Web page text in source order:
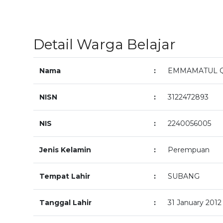
Detail Warga Belajar
Nama : EMMAMATUL
NISN : 3122472893
NIS : 2240056005
Jenis Kelamin : Perempuan
Tempat Lahir : SUBANG
Tanggal Lahir : 31 January 2012